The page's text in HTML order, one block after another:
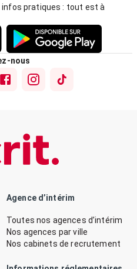
pratiques : tout est à
nous
Agence d’intérim
Toutes nos agences d’intérim
Nos agences par ville
Nos cabinets de recrutement